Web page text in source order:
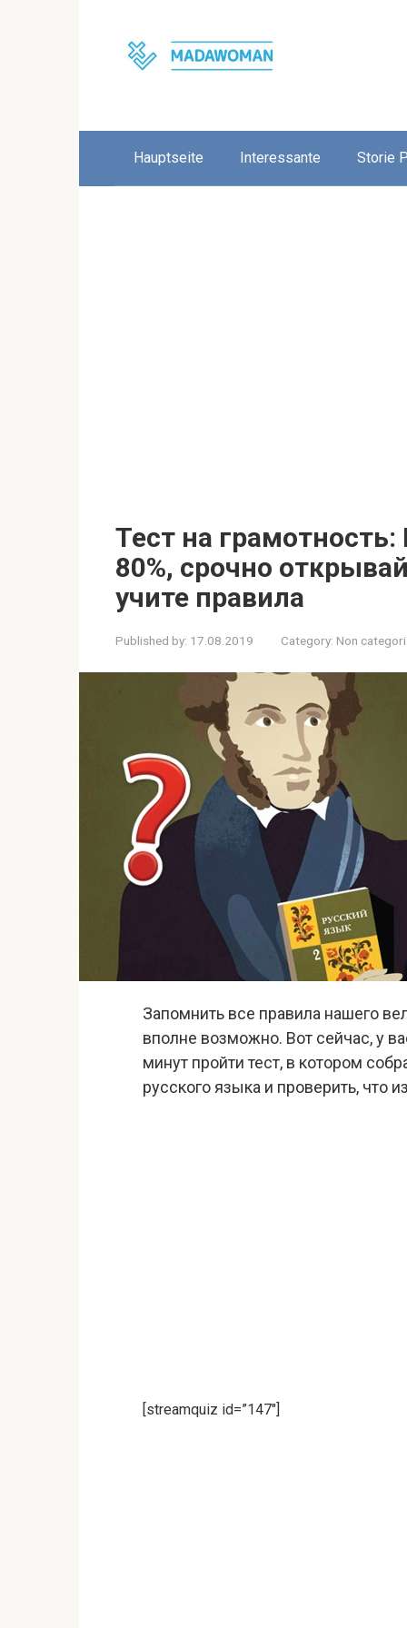
Hauptseite Interessante Storie
Тест на
80%, срочно
учите правила
Published by: 17.08.2019 Category: Non
Запомнить все правила нашего
вполне возможно. Вот сейчас, у
минут пройти тест, в котором
русского языка и проверить, что
[streamquiz id=”147″]